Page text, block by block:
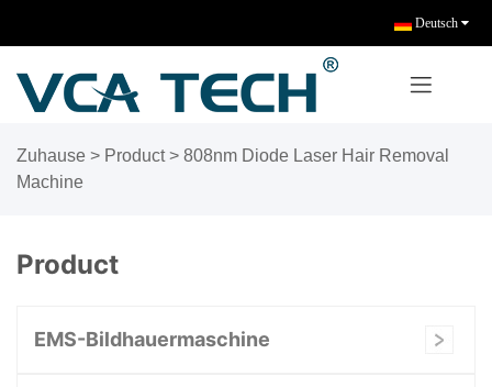
Deutsch
Zuhause > Product> 808nm Diode Laser Hair Removal
Machine
Product
EMS-Bildhauermaschine